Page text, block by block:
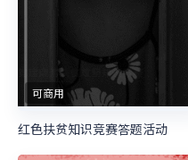
可商用
红色扶贫知识竞赛答题活动